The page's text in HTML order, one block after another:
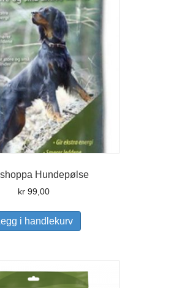
Hundepølse
kr 99,00
i handlekurv